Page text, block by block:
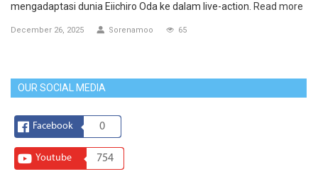
mengadaptasi dunia Eiichiro Oda ke dalam live-action. Read more
December 26, 2025 Sorenamoo 65
OUR SOCIAL MEDIA
Facebook 0
Youtube 754